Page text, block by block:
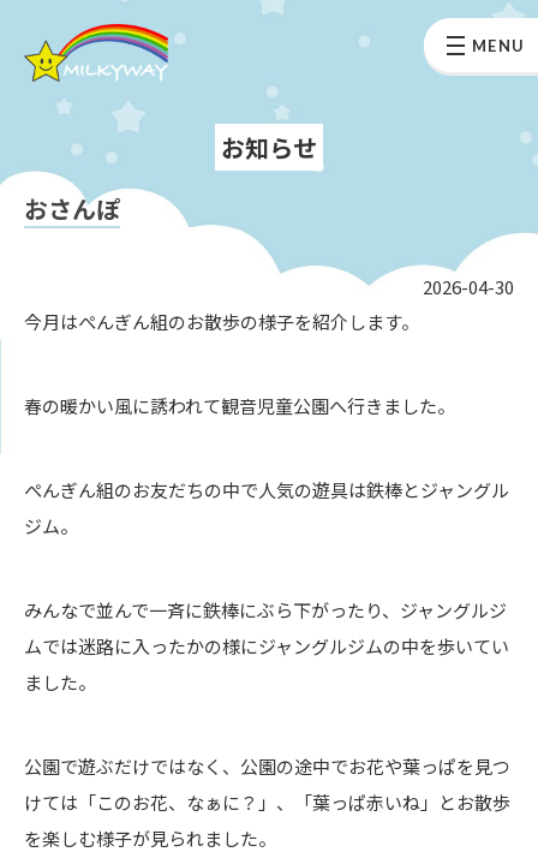
MENU
お知らせ
おさんぽ
2026-04-30
今月はぺんぎん組のお散歩の様子を紹介します。
春の暖かい風に誘われて観音児童公園へ行きました。
ぺんぎん組のお友だちの中で人気の遊具は鉄棒とジャングル
ジム。
みんなで並んで一斉に鉄棒にぶら下がったり、ジャングルジ
ムでは迷路に入ったかの様にジャングルジムの中を歩いてい
ました。
公園で遊ぶだけではなく、公園の途中でお花や葉っぱを見つ
けては「このお花、なぁに？」、「葉っぱ赤いね」とお散歩
を楽しむ様子が見られました。